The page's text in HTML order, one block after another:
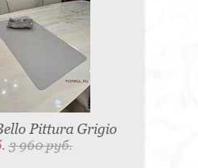
Pittura Grigio
3 960 руб.